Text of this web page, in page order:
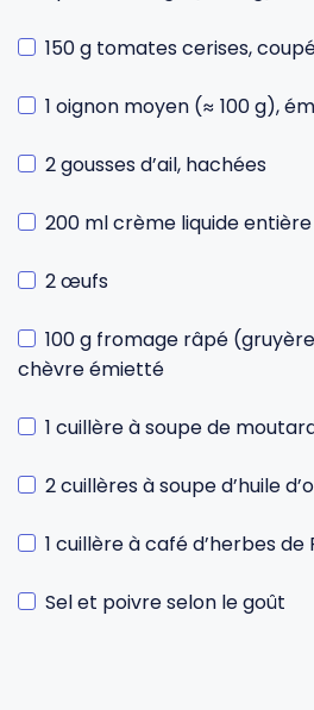
150 g tomates cerises,
1 oignon moyen (≈ 100 g),
2 gousses d’ail, hachées
200 ml crème liquide entière
2 œufs
100 g fromage râpé
chèvre émietté
1 cuillère à soupe de
2 cuillères à soupe d’huile
1 cuillère à café d’herbes
Sel et poivre selon le goût